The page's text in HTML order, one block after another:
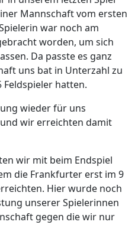
Mannschaft vom ersten
war noch am
worden, um sich
Da passte es ganz
uns bat in Unterzahl zu
Feldspieler hatten.
wieder für uns
wir erreichten damit
wir mit beim Endspiel
die Frankfurter erst im 9
Hier wurde noch
unserer Spielerinnen
gegen die wir nur